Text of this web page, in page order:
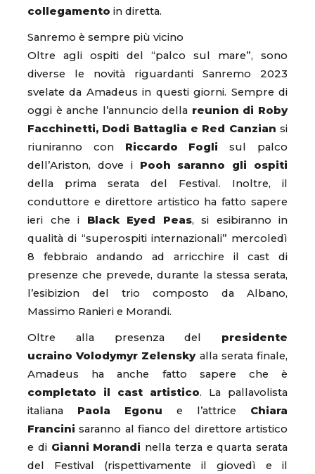
collegamento in diretta.
Sanremo è sempre più vicino
Oltre agli ospiti del “palco sul mare”, sono
diverse le novità riguardanti Sanremo 2023
svelate da Amadeus in questi giorni. Sempre di
oggi è anche l’annuncio della reunion di Roby
Facchinetti, Dodi Battaglia e Red Canzian si
riuniranno con Riccardo Fogli sul palco
dell’Ariston, dove i Pooh saranno gli ospiti
della prima serata del Festival. Inoltre, il
conduttore e direttore artistico ha fatto sapere
ieri che i Black Eyed Peas, si esibiranno in
qualità di “superospiti internazionali” mercoledì
8 febbraio andando ad arricchire il cast di
presenze che prevede, durante la stessa serata,
l’esibizion del trio composto da Albano,
Massimo Ranieri e Morandi.
Oltre alla presenza del presidente
ucraino Volodymyr Zelenskyalla serata finale,
Amadeus ha anche fatto sapere che è
completato il cast artistico. La pallavolista
italiana Paola Egonu e l’attrice Chiara
Francinisaranno al fianco del direttore artistico
e di Gianni Morandi nella terza e quarta serata
del Festival (rispettivamente il giovedì e il